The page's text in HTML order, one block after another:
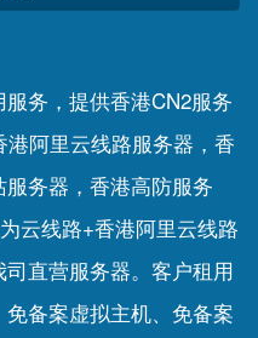
务，提供香港CN2服务
阿里云线路服务器，香
务器，香港高防服务
云线路+香港阿里云线路
直营服务器。客户租用
免备案虚拟主机、 免备案